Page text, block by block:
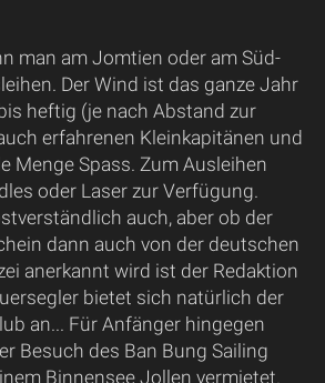
man am Jomtien oder am Süd-
Der Wind ist das ganze Jahr
heftig (je nach Abstand zur
erfahrenen Kleinkapitänen und
Menge Spass. Zum Ausleihen
oder Laser zur Verfügung.
auch, aber ob der
dann auch von der deutschen
anerkannt wird ist der Redaktion
bietet sich natürlich der
an... Für Anfänger hingegen
Besuch des Ban Bung Sailing
Binnensee Jollen vermietet.